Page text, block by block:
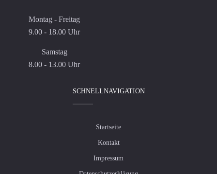
Montag - Freitag
9.00 - 18.00 Uhr
Samstag
8.00 - 13.00 Uhr
SCHNELLNAVIGATION
Startseite
Kontakt
Impressum